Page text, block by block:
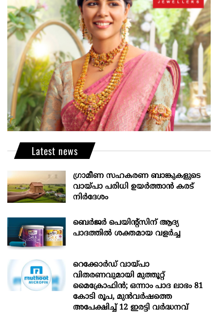
Latest news
ഗ്രാമീണ സഹകരണ ബാങ്കുകളുടെ
വായ്പാ പരിധി ഉയർത്താൻ കരട്
നിർദേശം
ബെർജർ പെയിന്റ്സിന് ആദ്യ
പാദത്തിൽ ശക്തമായ വളർച്ച
റെക്കോർഡ് വായ്പാ
വിതരണവുമായി മുത്തൂറ്റ്
മൈക്രോഫിൻ; ഒന്നാം പാദ ലാഭം 81
കോടി രൂപ, മുൻവർഷത്തെ
അപേക്ഷിച്ച് 12 ഇരട്ടി വർദ്ധനവ്